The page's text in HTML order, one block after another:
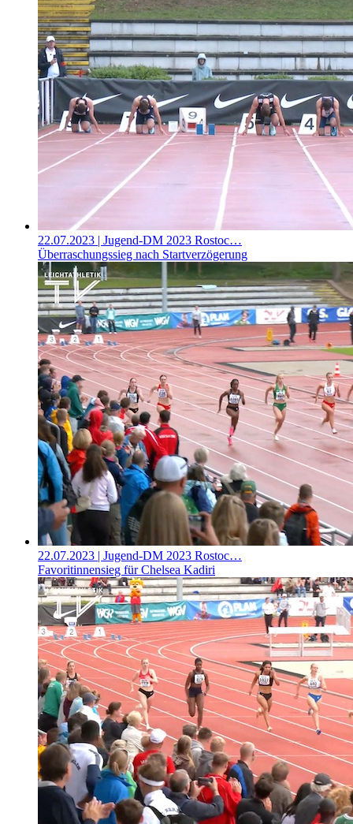
22.07.2023 | Jugend-DM 2023 Rostoc…
Überraschungssieg nach Startverzögerung
22.07.2023 | Jugend-DM 2023 Rostoc…
Favoritinnensieg für Chelsea Kadiri